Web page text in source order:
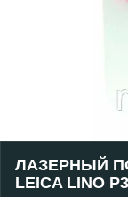
ЛАЗЕРНЫЙ
LEICA LINO P3